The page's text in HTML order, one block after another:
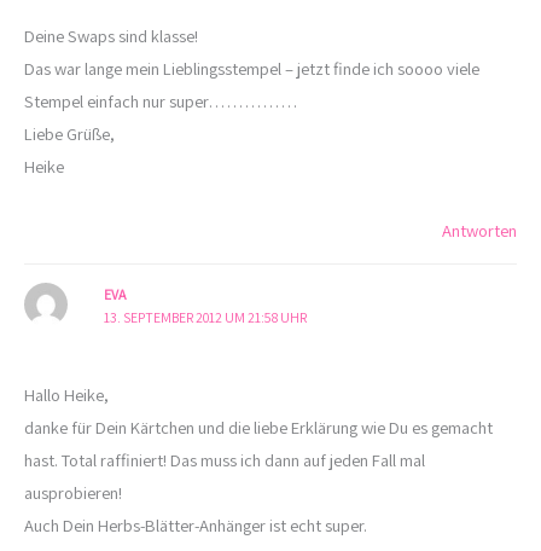
Deine Swaps sind klasse!
Das war lange mein Lieblingsstempel – jetzt finde ich soooo viele
Stempel einfach nur super……………
Liebe Grüße,
Heike
Antworten
EVA
13. SEPTEMBER 2012 UM 21:58 UHR
Hallo Heike,
danke für Dein Kärtchen und die liebe Erklärung wie Du es gemacht
hast. Total raffiniert! Das muss ich dann auf jeden Fall mal
ausprobieren!
Auch Dein Herbs-Blätter-Anhänger ist echt super.